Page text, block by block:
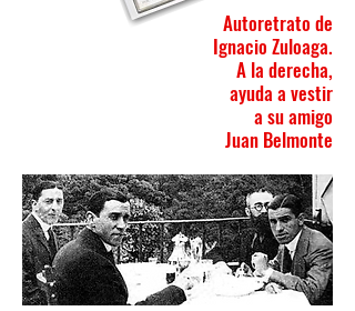
Autoretrato de
Ignacio Zuloaga.
A la derecha,
ayuda a vestir
a su amigo
Juan Belmonte